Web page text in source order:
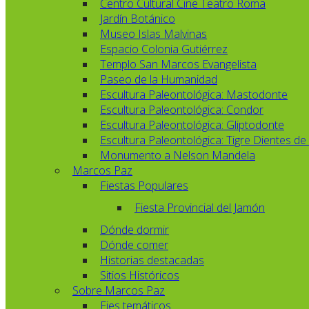
Centro Cultural Cine Teatro Roma
Jardín Botánico
Museo Islas Malvinas
Espacio Colonia Gutiérrez
Templo San Marcos Evangelista
Paseo de la Humanidad
Escultura Paleontológica: Mastodonte
Escultura Paleontológica: Condor
Escultura Paleontológica: Gliptodonte
Escultura Paleontológica: Tigre Dientes de
Monumento a Nelson Mandela
Marcos Paz
Fiestas Populares
Fiesta Provincial del Jamón
Dónde dormir
Dónde comer
Historias destacadas
Sitios Históricos
Sobre Marcos Paz
Ejes temáticos